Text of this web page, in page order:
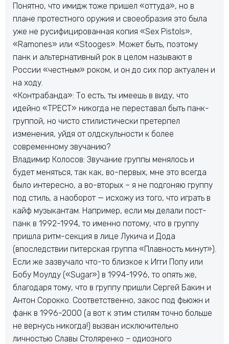
Понятно, что имидж тоже пришел «оттуда», но в
плане протестного оружия и своеобразия это была
уже не русифицированная копия «Sex Pistols»,
«Ramones» или «Stooges». Может быть, поэтому
панк и альтернативный рок в целом называют в
России «честным» роком, и он до сих пор актуален и
на ходу.
«Контрабанда»: То есть, ты имеешь в виду, что
идейно «ТРЕСТ» никогда не переставал быть панк-
группой, но чисто стилистически претерпел
изменения, уйдя от олдскульности к более
современному звучанию?
Владимир Колосов: Звучание группы менялось и
будет меняться, так как, во-первых, мне это всегда
было интересно, а во-вторых – я не подгоняю группу
под стиль, а наоборот — исхожу из того, что играть в
кайф музыкантам. Например, если мы делали пост-
панк в 1992-1994, то именно потому, что в группу
пришла ритм-секция в лице Лукича и Дода
(впоследствии питерская группа «Плавность минут»).
Если же зазвучало что-то близкое к Игги Попу или
Бобу Моулду («Sugar») в 1994-1996, то опять же,
благодаря тому, что в группу пришли Сергей Бакин и
Антон Сорокко. Соответственно, закос под фьюжн и
фанк в 1996-2000 (а вот к этим стилям точно больше
не вернусь никогда!) вызван исключительно
личностью Славы Столяренко – одиозного